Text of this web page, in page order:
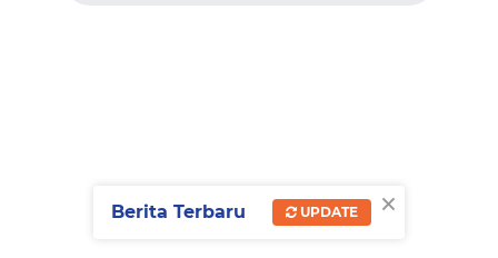
×
Berita Terbaru UPDATE